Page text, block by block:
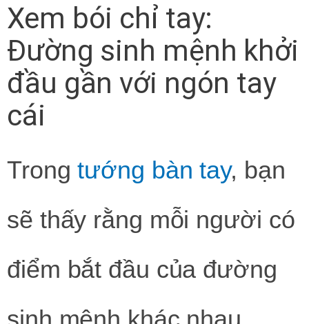
Xem bói chỉ tay:
Đường sinh mệnh khởi
đầu gần với ngón tay
cái
Trongtướng bàn tay, bạn
sẽ thấy rằng mỗi người có
điểm bắt đầu của đường